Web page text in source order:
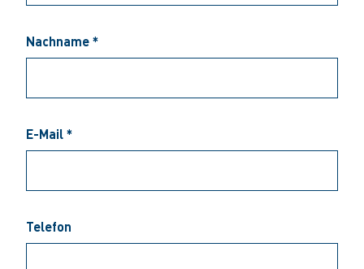
Nachname *
E-Mail *
Telefon